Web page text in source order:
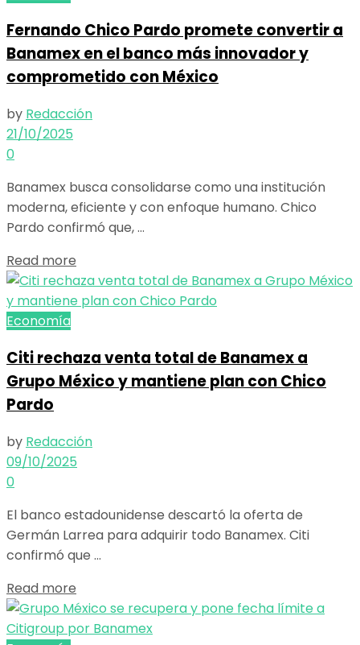
Fernando Chico Pardo promete convertir a
Banamex en el banco más innovador y
comprometido con México
by Redacción
21/10/2025
0
Banamex busca consolidarse como una institución
moderna, eficiente y con enfoque humano. Chico
Pardo confirmó que, ...
Read more
Economía
Citi rechaza venta total de Banamex a
Grupo México y mantiene plan con Chico
Pardo
by Redacción
09/10/2025
0
El banco estadounidense descartó la oferta de
Germán Larrea para adquirir todo Banamex. Citi
confirmó que ...
Read more